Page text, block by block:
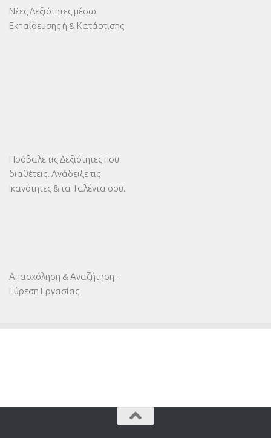
Νέες Δεξιότητες μέσω
Εκπαίδευσης ή & Κατάρτισης
Πρόβαλε τις Δεξιότητες που
διαθέτεις. Ανάδειξε τις
Ικανότητες & τα Ταλέντα σου.
Απασχόληση & Αναζήτηση -
Εύρεση Εργασίας